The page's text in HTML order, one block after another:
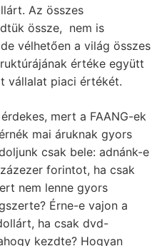
Az összes
össze, nem is
vélhetően a világ összes
értéke együtt
vállalat piaci értékét.
mert a FAANG-ek
mai áruknak gyors
csak bele: adnánk-e
forintot, ha csak
nem lenne gyors
Érne-e vajon a
ha csak dvd-
kezdte? Hogyan